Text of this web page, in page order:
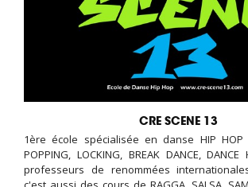
CRE SCENE 13
1ère école spécialisée en danse HIP HOP !
POPPING, LOCKING, BREAK DANCE,
professeurs de renommées